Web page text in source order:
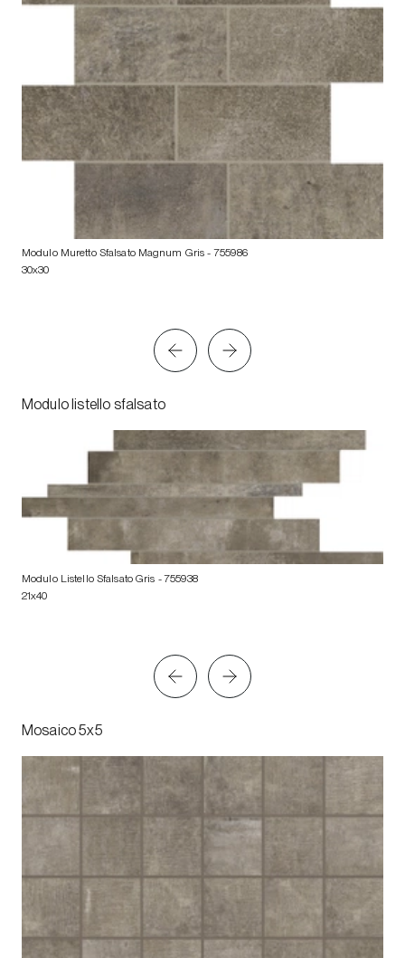
Modulo Muretto Sfalsato Magnum Gris - 755986
30x30
Modulo listello sfalsato
Modulo Listello Sfalsato Gris - 755938
21x40
Mosaico 5x5